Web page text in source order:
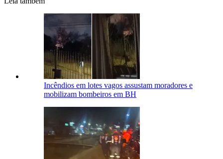
Incêndios em lotes vagos assustam moradores e
mobilizam bombeiros em BH